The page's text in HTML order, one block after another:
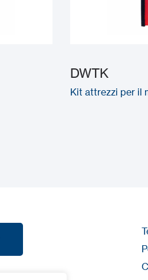
DWTK
Kit attrezzi per il